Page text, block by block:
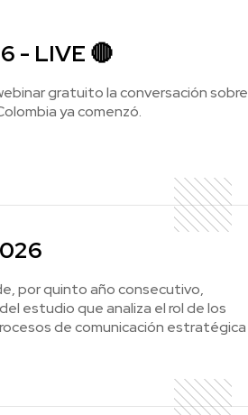
- LIVE 🔴
gratuito la conversación sobre
ya comenzó.
por quinto año consecutivo,
estudio que analiza el rol de los
de comunicación estratégica